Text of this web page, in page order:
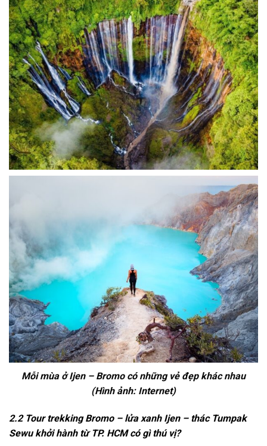
Mỗi mùa ở Ijen – Bromo có những vẻ đẹp khác nhau
(Hình ảnh: Internet)
2.2 Tour trekking Bromo – lửa xanh Ijen – thác Tumpak
Sewu khởi hành từ TP. HCM có gì thú vị?